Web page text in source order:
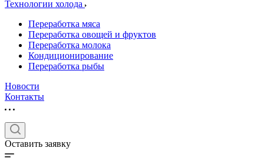
Технологии холода
Переработка мяса
Переработка овощей и фруктов
Переработка молока
Кондиционирование
Переработка рыбы
Новости
Контакты
Оставить заявку